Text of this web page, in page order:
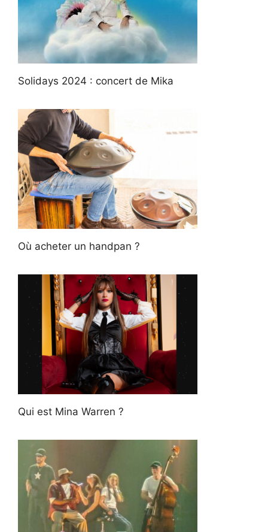
Solidays 2024 : concert de Mika
Où acheter un handpan ?
Qui est Mina Warren ?